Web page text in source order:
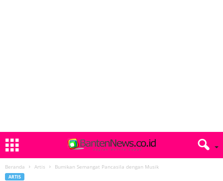
Beranda Artis Bumikan Semangat Pancasila dengan Musik
ARTIS